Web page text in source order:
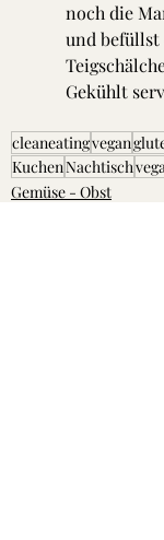
noch die
und befüllst
Gekühlt
cleaneatingvegan
KuchenNachtisch
Gemüse - Obst